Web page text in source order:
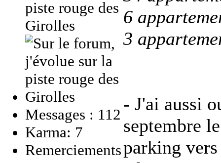
piste rouge des
Girolles
Messages : 112
Karma: 7
Remerciements
6
3
- J'ai aussi
septembre
parking